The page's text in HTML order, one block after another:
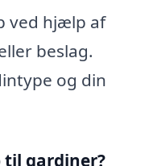
ved hjælp af
beslag.
og din
til gardiner?